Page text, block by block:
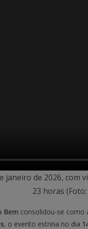
janeiro de 2026, com
23 horas
Bem consolidou-se como
, o evento estreia no dia